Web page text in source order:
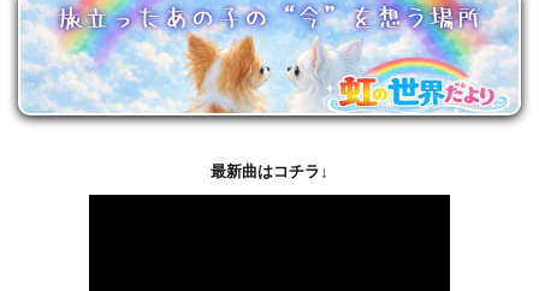
最新曲はコチラ↓